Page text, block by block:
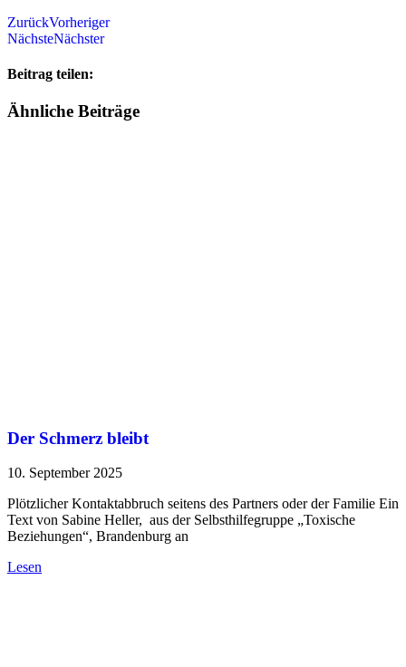
ZurückVorheriger
NächsteNächster
Beitrag teilen:
Ähnliche Beiträge
Der Schmerz bleibt
10. September 2025
Plötzlicher Kontaktabbruch seitens des Partners oder der Familie Ein
Text von Sabine Heller, aus der Selbsthilfegruppe „Toxische
Beziehungen“, Brandenburg an
Lesen